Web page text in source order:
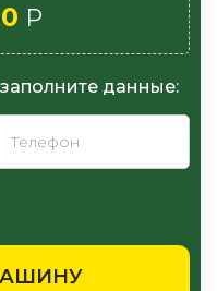
данные:
0 Р